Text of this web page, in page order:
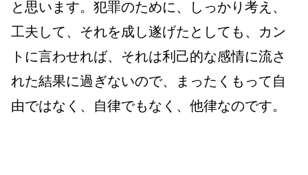
と思います。犯罪のために、しっかり考え、
工夫して、それを成し遂げたとしても、カン
トに言わせれば、それは利己的な感情に流さ
れた結果に過ぎないので、まったくもって自
由ではなく、自律でもなく、他律なのです。